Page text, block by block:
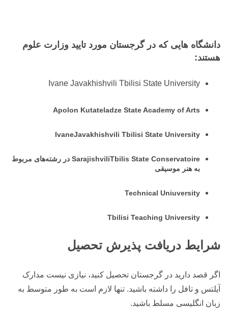
دانشگاه هایی که در گرجستان مورد تایید وزارت علوم
هستند:
Ivane Javakhishvili Tbilisi State University
Apolon Kutateladze State Academy of Arts
IvaneJavakhishvili Tbilisi State University
SarajishviliTbilis State Conservatoire در رشته‌های مربوط
به هنر موسیقی
Technical Uniuversity
Tbilisi Teaching University
شرایط دریافت پذیرش تحصیل
اگر قصد دارید در گرجستان تحصیل کنید، نیازی نیست مدارک
آیلتس و تافل را داشته باشید. تنها لازم است به طور متوسط به
زبان انگلیسی مسلط باشید.